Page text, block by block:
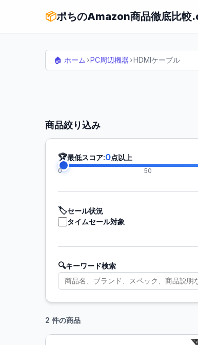
📦ポちのAmazon商品徹底比較
🏠 ホーム ›PC周辺機器 ›HDMIケーブル
商品絞り込み
🏆最低スコア:0点以上
0 50
🏷️セール状況
タイムセール対象
🔍キーワード検索
2 件の商品